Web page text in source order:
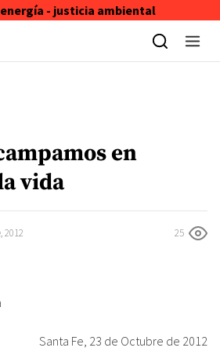
- justicia ambiental
en
vida
2012 25
Santa Fe, 23 de Octubre de 2012